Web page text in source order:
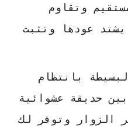
وتقاوم
عودها وتثبت
بانتظام
حديقة عشوائية
الزوار وتوفر لك